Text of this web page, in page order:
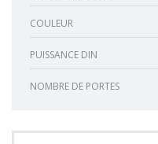
COULEUR
PUISSANCE DIN
NOMBRE DE PORTES